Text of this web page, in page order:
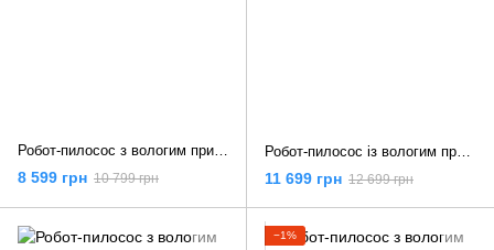
Робот-пилосос з вологим прибиранням Rowenta X-PLORER Serie 75 S (RR8577WH)
8 599 грн 10 799 грн
Робот-пилосос із вологим прибиранням Rowenta X-PLORER Serie 75 S+ RR8595WH
11 699 грн 12 699 грн
−1%